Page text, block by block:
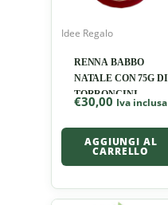
Idee Regalo
RENNA BABBO
NATALE CON 75G DI
TORRONCINI
€30,00 Iva inclusa
AGGIUNGI AL
CARRELLO